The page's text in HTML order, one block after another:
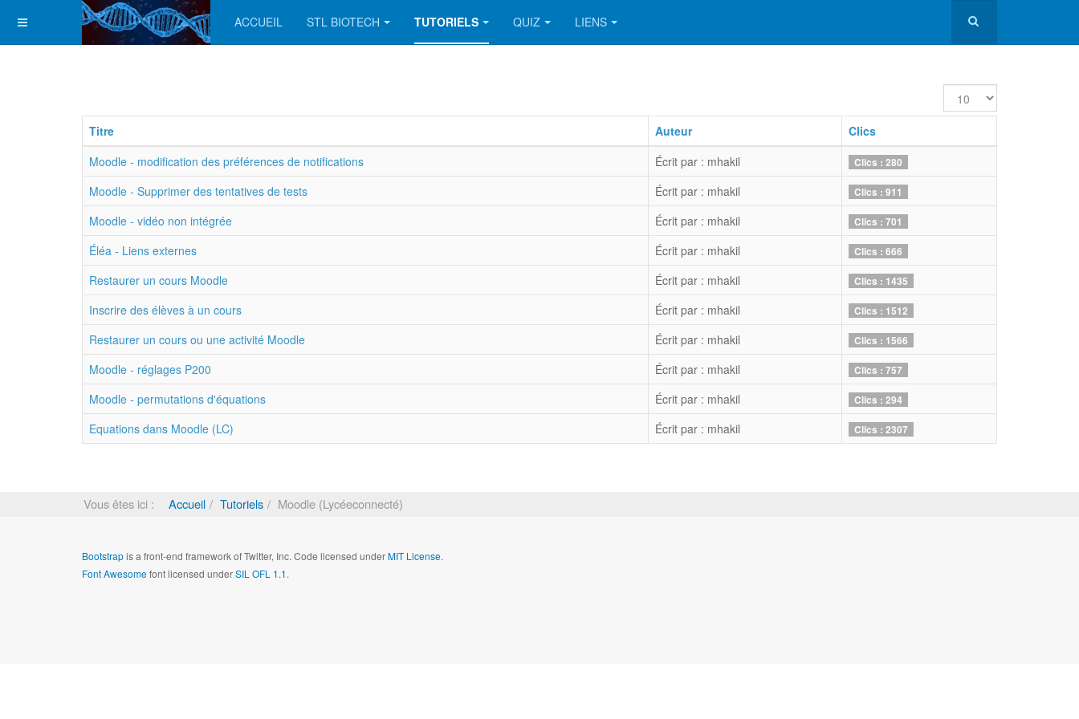
ACCUEIL STL BIOTECH TUTORIELS QUIZ LIENS
Afficher
#
Titre
Auteur
Clics
Moodle - modification des préférences de notifications
Écrit par : mhakil Clics : 280
Moodle - Supprimer des tentatives de tests Écrit par : mhakil Clics : 911
Moodle - vidéo non intégrée Écrit par : mhakil Clics : 701
Éléa - Liens externes Écrit par : mhakil Clics : 666
Restaurer un cours Moodle Écrit par : mhakil Clics : 1435
Inscrire des élèves à un cours Écrit par : mhakil Clics : 1512
Restaurer un cours ou une activité Moodle Écrit par : mhakil Clics : 1566
Moodle - réglages P200 Écrit par : mhakil Clics : 757
Moodle - permutations d'équations Écrit par : mhakil Clics : 294
Equations dans Moodle (LC) Écrit par : mhakil Clics : 2307
Vous êtes ici : Accueil Tutoriels Moodle (Lycéeconnecté)
Bootstrapis a front-end framework of Twitter, Inc. Code licensed underMIT License.
Font Awesomefont licensed underSIL OFL 1.1.